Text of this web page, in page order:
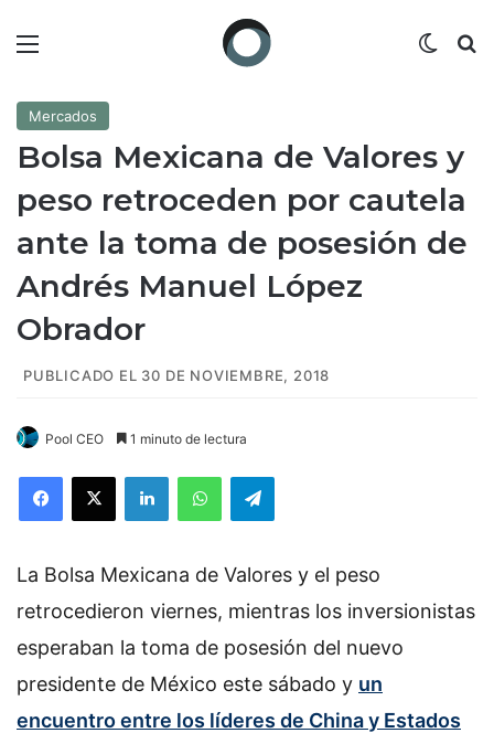
Mercados
Bolsa Mexicana de Valores y
peso retroceden por cautela
ante la toma de posesión de
Andrés Manuel López
Obrador
PUBLICADO EL 30 DE NOVIEMBRE, 2018
Pool CEO 1 minuto de lectura
La Bolsa Mexicana de Valores y el peso
retrocedieron viernes, mientras los inversionistas
esperaban la toma de posesión del nuevo
presidente de México este sábado y un
encuentro entre los líderes de China y Estados